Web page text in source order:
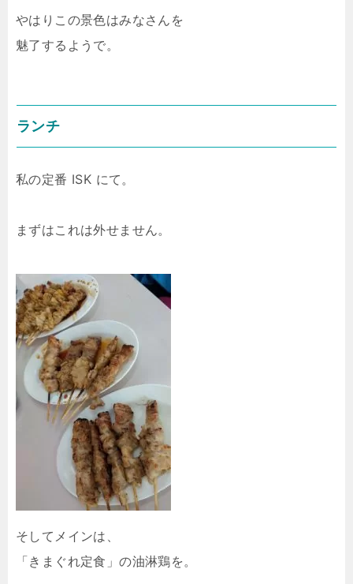
やはりこの景色はみなさんを
魅了するようで。
ランチ
私の定番 ISK にて。
まずはこれは外せません。
そしてメインは、
「きまぐれ定食」の油淋鶏を。